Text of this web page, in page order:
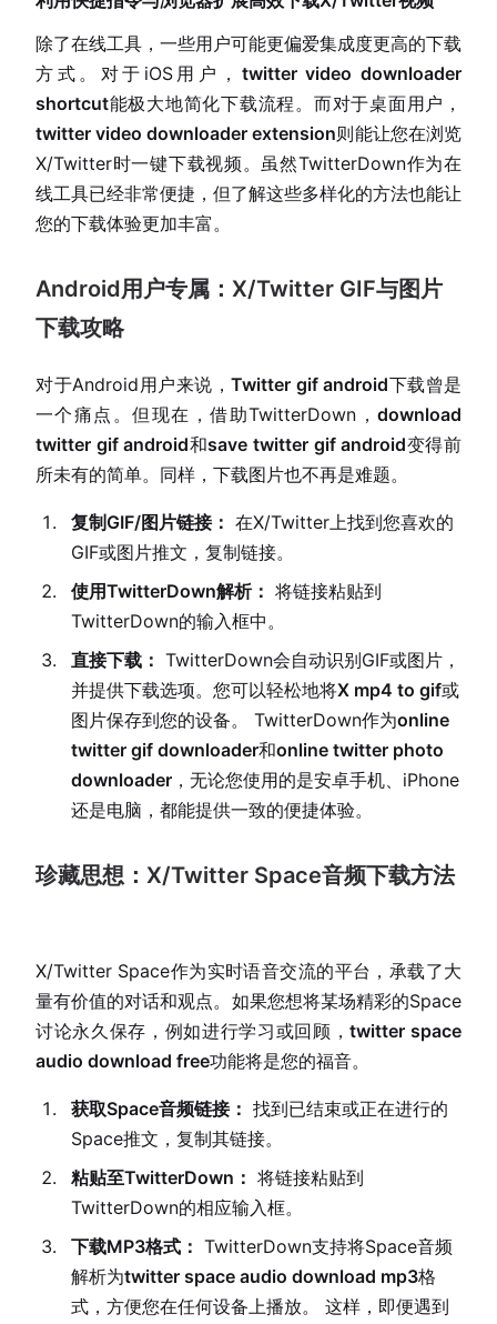
除了在线工具，一些用户可能更偏爱集成度更高的下载
方式。对于iOS用户， twitter video downloader
shortcut能极大地简化下载流程。而对于桌面用户，
twitter video downloader extension则能让您在浏览
X/Twitter时一键下载视频。虽然TwitterDown作为在
线工具已经非常便捷，但了解这些多样化的方法也能让
您的下载体验更加丰富。
Android用户专属：X/Twitter GIF与图片
下载攻略
对于Android用户来说， Twitter gif android下载曾是
一个痛点。但现在，借助TwitterDown， download
twitter gif android和save twitter gif android变得前
所未有的简单。同样，下载图片也不再是难题。
复制GIF/图片链接： 在X/Twitter上找到您喜欢的
GIF或图片推文，复制链接。
使用TwitterDown解析： 将链接粘贴到
TwitterDown的输入框中。
直接下载： TwitterDown会自动识别GIF或图片，
并提供下载选项。您可以轻松地将X mp4 to gif或
图片保存到您的设备。 TwitterDown作为online
twitter gif downloader和online twitter photo
downloader ，无论您使用的是安卓手机、iPhone
还是电脑，都能提供一致的便捷体验。
珍藏思想：X/Twitter Space音频下载方法
X/Twitter Space作为实时语音交流的平台，承载了大
量有价值的对话和观点。如果您想将某场精彩的Space
讨论永久保存，例如进行学习或回顾，twitter space
audio download free功能将是您的福音。
获取Space音频链接： 找到已结束或正在进行的
Space推文，复制其链接。
粘贴至TwitterDown： 将链接粘贴到
TwitterDown的相应输入框。
下载MP3格式： TwitterDown支持将Space音频
解析为twitter space audio download mp3格
式，方便您在任何设备上播放。 这样，即便遇到